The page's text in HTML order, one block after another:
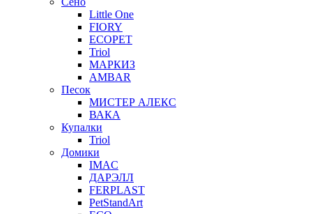
Little One
FIORY
ECOPET
Triol
МАРКИЗ
AMBAR
Песок
МИСТЕР АЛЕКС
ВАКА
Купалки
Triol
Домики
IMAC
ДАРЭЛЛ
FERPLAST
PetStandArt